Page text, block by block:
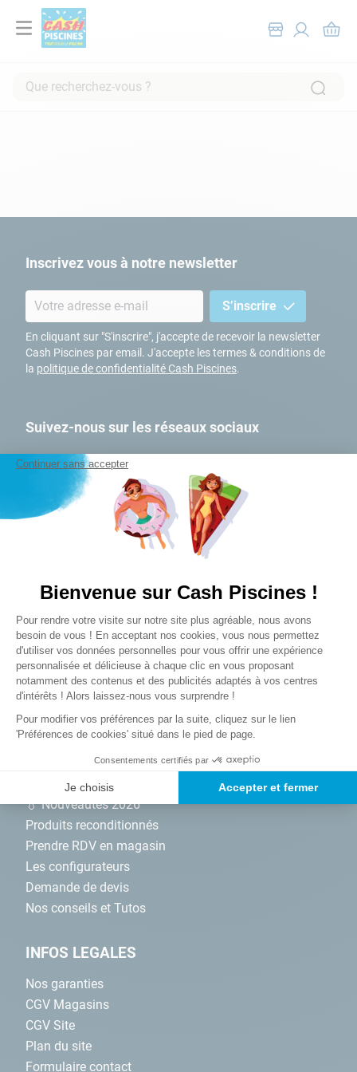
Que recherchez-vous ?
Inscrivez vous à notre newsletter
S’inscrire
En cliquant sur "S'inscrire", j'accepte de recevoir la newsletter
Cash Piscines par email. J'accepte les termes & conditions de
la politique de confidentialité Cash Piscines.
Suivez-nous sur les réseaux sociaux
Qui sommes-nous ?
Mon Club Cash
Nos magasins
Nos engagements RSE
Nos marques
Devenez affilié
NOS SERVICES
Promotions
💧 Nouveautés 2026
Produits reconditionnés
Prendre RDV en magasin
Les configurateurs
Demande de devis
Nos conseils et Tutos
INFOS LEGALES
Nos garanties
CGV Magasins
CGV Site
Plan du site
Formulaire contact
5
7.
spa
8.
aspirateur piscine
9.
skimmer
Continuer sans accepter
Bienvenue sur Cash Piscines !
Plateforme de Gestion du
Pour rendre votre visite sur notre site plus agréable, nous avons
besoin de vous ! En acceptant nos cookies, vous nous permettez
d'utiliser vos données personnelles pour vous offrir une expérience
personnalisée et délicieuse à chaque clic en vous proposant
notamment des contenus et des publicités adaptés à vos centres
d'intérêts ! Alors laissez-nous vous surprendre !
Pour modifier vos préférences par la suite, cliquez sur le lien
'Préférences de cookies' situé dans le pied de page.
Consentements certifiés par
Je choisis Accepter et fermer
Axeptio consent